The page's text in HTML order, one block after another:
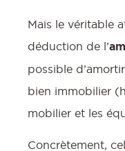
Mais le véritable
déduction de l’
possible
bien immobilier
mobilier et les
Concrètement,